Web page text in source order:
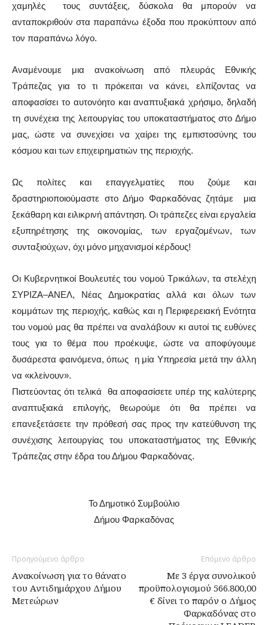
χαμηλές τους συντάξεις, δύσκολα θα μπορούν να
ανταποκριθούν στα παραπάνω έξοδα που προκύπτουν από
τον παραπάνω λόγο.
Αναμένουμε μια ανακοίνωση από πλευράς Εθνικής
Τράπεζας για το τι πρόκειται να κάνει, ελπίζοντας να
αποφασίσει το αυτονόητο και αναπτυξιακά χρήσιμο, δηλαδή
τη συνέχεια της λειτουργίας του υποκαταστήματος στο Δήμο
μας, ώστε να συνεχίσει να χαίρει της εμπιστοσύνης του
κόσμου και των επιχειρηματιών της περιοχής.
Ως πολίτες και επαγγελματίες που ζούμε και
δραστηριοποιούμαστε στο Δήμο Φαρκαδόνας ζητάμε μια
ξεκάθαρη και ειλικρινή απάντηση. Οι τράπεζες είναι εργαλεία
εξυπηρέτησης της οικονομίας, των εργαζομένων, των
συνταξιούχων, όχι μόνο μηχανισμοί κέρδους!
Οι Κυβερνητικοί Βουλευτές του νομού Τρικάλων, τα στελέχη
ΣΥΡΙΖΑ–ΑΝΕΛ, Νέας Δημοκρατίας αλλά και όλων των
κομμάτων της περιοχής, καθώς και η Περιφερειακή Ενότητα
του νομού μας θα πρέπει να αναλάβουν κι αυτοί τις ευθύνες
τους για το θέμα που προέκυψε, ώστε να αποφύγουμε
δυσάρεστα φαινόμενα, όπως η μία Υπηρεσία μετά την άλλη
να «κλείνουν».
Πιστεύοντας ότι τελικά θα αποφασίσετε υπέρ της καλύτερης
αναπτυξιακά επιλογής, θεωρούμε ότι θα πρέπει να
επανεξετάσετε την πρόθεσή σας προς την κατεύθυνση της
συνέχισης λειτουργίας του υποκαταστήματος της Εθνικής
Τράπεζας στην έδρα του Δήμου Φαρκαδόνας.
Το Δημοτικό Συμβούλιο
Δήμου Φαρκαδόνας
Προηγούμενο άρθρο
Ανακοίνωση για το θάνατο
του Αντιδημάρχου Δήμου
Μετεώρων
Επόμενο άρθρο
Με 3 έργα συνολικού
προϋπολογισμού 566.800,00
€ δίνει το παρόν ο Δήμος
Φαρκαδόνας στο